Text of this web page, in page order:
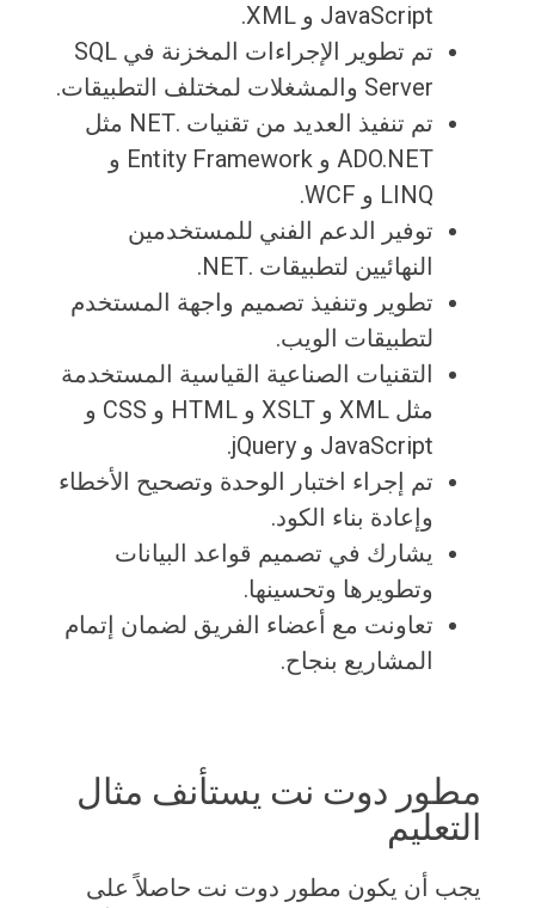
JavaScript و XML.
تم تطوير الإجراءات المخزنة في SQL
Server والمشغلات لمختلف التطبيقات.
تم تنفيذ العديد من تقنيات .NET مثل
ADO.NET و Entity Framework و
LINQ و WCF.
توفير الدعم الفني للمستخدمين
النهائيين لتطبيقات .NET.
تطوير وتنفيذ تصميم واجهة المستخدم
لتطبيقات الويب.
التقنيات الصناعية القياسية المستخدمة
مثل XML و XSLT و HTML و CSS و
JavaScript و jQuery.
تم إجراء اختبار الوحدة وتصحيح الأخطاء
وإعادة بناء الكود.
يشارك في تصميم قواعد البيانات
وتطويرها وتحسينها.
تعاونت مع أعضاء الفريق لضمان إتمام
المشاريع بنجاح.
مطور دوت نت يستأنف مثال
التعليم
يجب أن يكون مطور دوت نت حاصلاً على